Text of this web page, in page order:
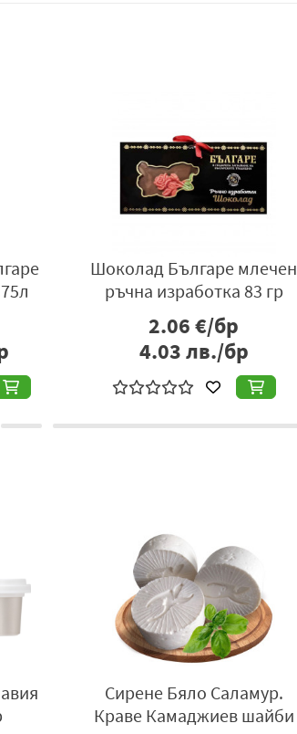
Шоколад Българе млечен
ръчна изработка 83 гр
2.06€/бр
4.03лв./бр
Сирене Бяло Саламур.
Краве Камаджиев шайби